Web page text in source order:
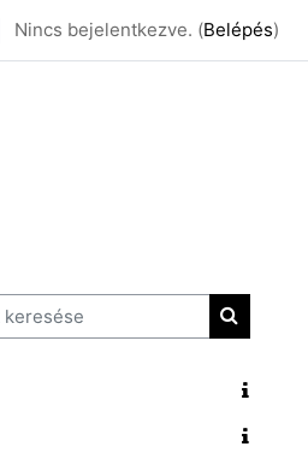
Nincs bejelentkezve. (Belépés)